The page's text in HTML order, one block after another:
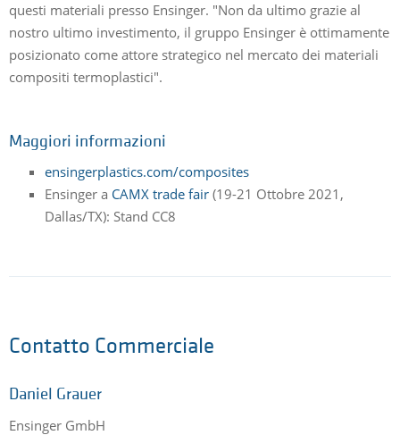
questi materiali presso Ensinger. "Non da ultimo grazie al
nostro ultimo investimento, il gruppo Ensinger è ottimamente
posizionato come attore strategico nel mercato dei materiali
compositi termoplastici".
Maggiori informazioni
ensingerplastics.com/composites
Ensinger a CAMX trade fair (19-21 Ottobre 2021,
Dallas/TX): Stand CC8
Contatto Commerciale
Daniel Grauer
Ensinger GmbH